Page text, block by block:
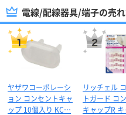
電線/配線器具/端子の売
ヤザワコーポレーシ
ョン コンセントキャ
ップ 10個入り KC…
リッチェル
トガード コ
キャップR キ